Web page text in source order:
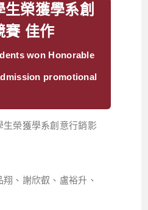
榮獲學系創
賽 佳作
won Honorable
promotional
榮獲學系創意行銷影
、謝欣叡、盧裕升、